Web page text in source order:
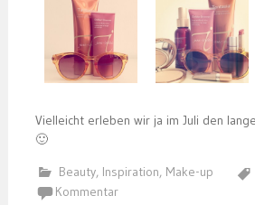
Vielleicht erleben wir ja im Juli den
🙂
Beauty, Inspiration, Make-up
Kommentar